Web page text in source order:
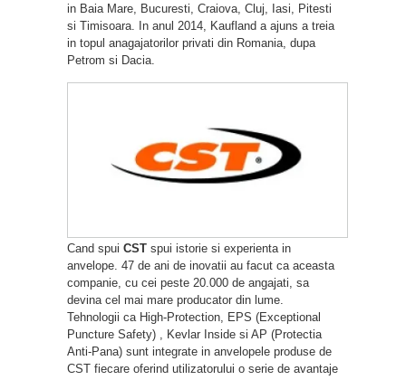
in Baia Mare, Bucuresti, Craiova, Cluj, Iasi, Pitesti
si Timisoara. In anul 2014, Kaufland a ajuns a treia
in topul anagajatorilor privati din Romania, dupa
Petrom si Dacia.
Cand spui CST spui istorie si experienta in
anvelope. 47 de ani de inovatii au facut ca aceasta
companie, cu cei peste 20.000 de angajati, sa
devina cel mai mare producator din lume.
Tehnologii ca High-Protection, EPS (Exceptional
Puncture Safety) , Kevlar Inside si AP (Protectia
Anti-Pana) sunt integrate in anvelopele produse de
CST fiecare oferind utilizatorului o serie de avantaje